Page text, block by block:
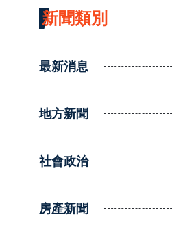
新聞類別
最新消息
地方新聞
社會政治
房產新聞